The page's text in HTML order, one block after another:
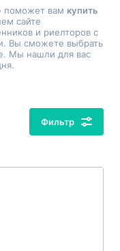
поможет вам купить
сайте
и риелторов с
Вы сможете выбрать
Мы нашли для вас
Фильтр